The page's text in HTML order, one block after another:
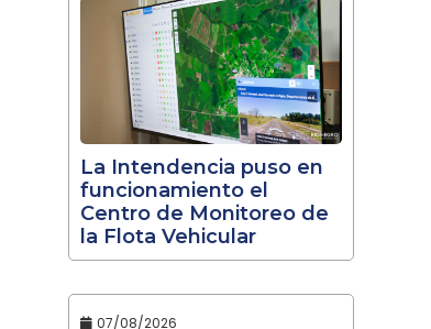
La Intendencia puso en
funcionamiento el
Centro de Monitoreo de
la Flota Vehicular
07/08/2026